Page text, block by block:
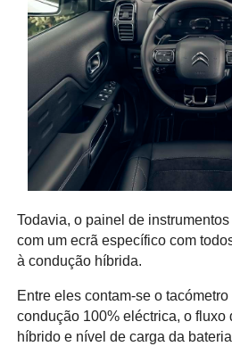
Todavia, o painel de
com um ecrã específico com
à condução híbrida.
Entre eles contam-se o
condução 100% eléctrica, o fluxo
híbrido e nível de carga da